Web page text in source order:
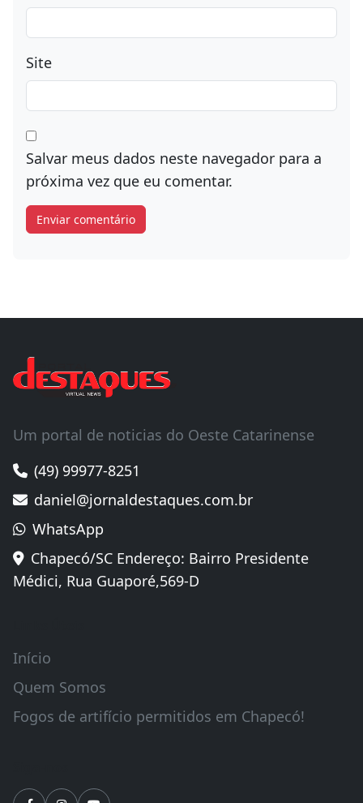
Site
Salvar meus dados neste navegador para a
próxima vez que eu comentar.
Um portal de noticias do Oeste Catarinense
(49) 99977-8251
daniel@jornaldestaques.com.br
WhatsApp
Chapecó/SC Endereço: Bairro Presidente
Médici, Rua Guaporé,569-D
Início
Quem Somos
Fogos de artifício permitidos em Chapecó!